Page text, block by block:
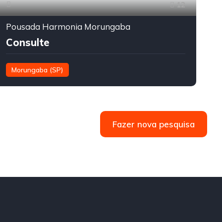
12
Pousada Harmonia Morungaba
Consulte
Morungaba (SP)
Fazer nova pesquisa